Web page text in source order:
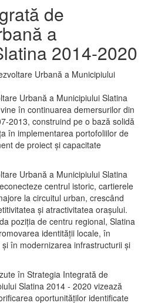
de
a
2014-2020
Urbană a Municipiului Slatina
în continuarea demersurilor din
2013, construind pe o bază solidă
în implementarea portofoliilor de
de proiect și capacitate
Urbană a Municipiului Slatina
centrul istoric, cartierele
la circuitul urban, crescând
şi atractivitatea oraşului.
poziţia de centru regional, Slatina
identităţii locale, în
în modernizarea infrastructurii şi
în Strategia Integrată de
Slatina 2014 - 2020 vizează
oportunităţilor identificate